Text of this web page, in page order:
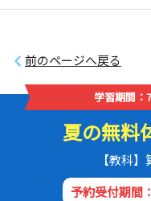
前のページへ戻る
学習期間：
夏の無料
【教科
予約受付期間